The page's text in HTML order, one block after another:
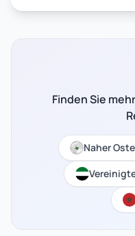
Finden Sie
Naher